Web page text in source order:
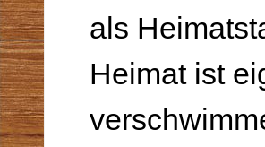
als
Heimat ist